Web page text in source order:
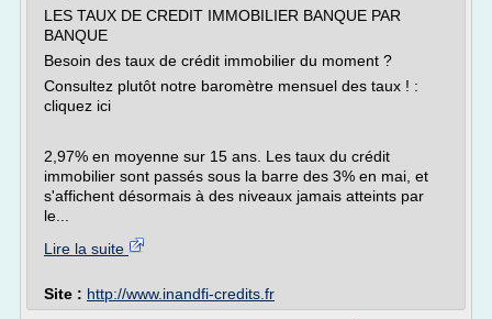
LES TAUX DE CREDIT IMMOBILIER BANQUE PAR
BANQUE
Besoin des taux de crédit immobilier du moment ?
Consultez plutôt notre baromètre mensuel des taux ! :
cliquez ici
2,97% en moyenne sur 15 ans. Les taux du crédit
immobilier sont passés sous la barre des 3% en mai, et
s'affichent désormais à des niveaux jamais atteints par
le...
Lire la suite
Site : http://www.inandfi-credits.fr